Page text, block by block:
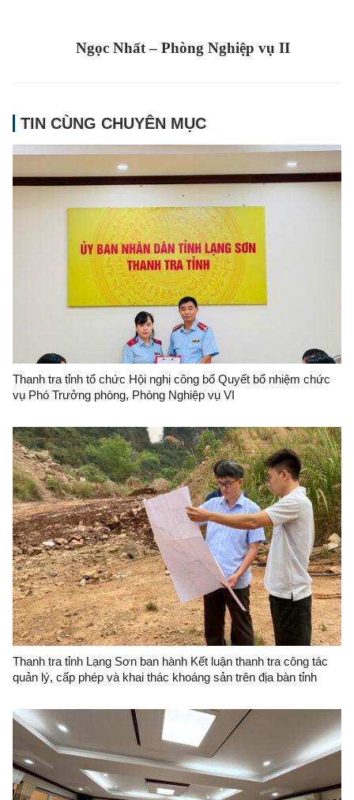
Ngọc Nhất – Phòng Nghiệp vụ II
TIN CÙNG CHUYÊN MỤC
Thanh tra tỉnh tổ chức Hội nghị công bố Quyết bổ nhiệm chức
vụ Phó Trưởng phòng, Phòng Nghiệp vụ VI
Thanh tra tỉnh Lạng Sơn ban hành Kết luận thanh tra công tác
quản lý, cấp phép và khai thác khoáng sản trên địa bàn tỉnh